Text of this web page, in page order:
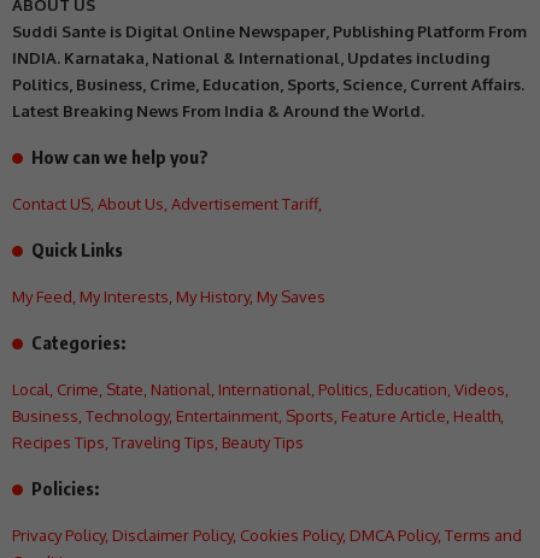
ABOUT US
Suddi Sante is Digital Online Newspaper, Publishing Platform From
INDIA. Karnataka, National & International, Updates including
Politics, Business, Crime, Education, Sports, Science, Current Affairs.
Latest Breaking News From India & Around the World.
How can we help you?
Contact US About Us Advertisement Tariff,
Quick Links
My Feed My Interests My History, My Saves
Categories:
Local Crime State National International Politics Education Videos
Business Technology, Entertainment Sports Feature Article Health
Recipes Tips Traveling Tips Beauty Tips
Policies:
Privacy Policy, Disclaimer Policy, Cookies Policy, DMCA Policy, Terms and